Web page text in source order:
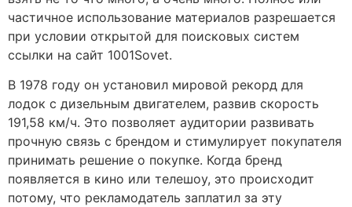
частичное использование материалов разрешается
при условии открытой для поисковых систем
ссылки на сайт 1001Sovet.
В 1978 году он установил мировой рекорд для
лодок с дизельным двигателем, развив скорость
191,58 км/ч. Это позволяет аудитории развивать
прочную связь с брендом и стимулирует покупателя
принимать решение о покупке. Когда бренд
появляется в кино или телешоу, это происходит
потому, что рекламодатель заплатил за эту